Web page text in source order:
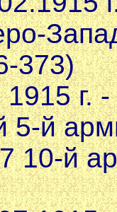
373)
1915 г.
5-й
10-й